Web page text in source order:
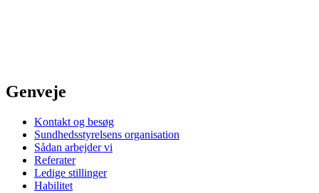
Genveje
Kontakt og besøg
Sundhedsstyrelsens organisation
Sådan arbejder vi
Referater
Ledige stillinger
Habilitet